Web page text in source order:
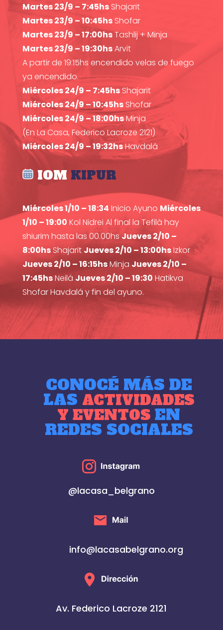
Martes 23/9 – 7:45hsShajarit
Martes 23/9 – 10:45hsShofar
Martes 23/9 – 17:00hsTashlij + Minja
Martes 23/9 – 19:30hsArvit
A partir de 19:15hs encendido velas de fuego
ya encendido.
Miércoles 24/9 – 7:45hsShajarit
Miércoles 24/9 – 10:45hsShofar
Miércoles 24/9 – 18:00hsMinja
(En La Casa, Federico Lacroze 2121)
Miércoles 24/9 – 19:32hsHavdalá
IOM KIPUR
Miércoles 1/10 – 18:34 Inicio Ayuno Miércoles
1/10 – 19:00 Kol Nidrei Al final la Tefilà hay
shiurim hasta las 00.00hsJueves 2/10 –
8:00hsShajarit Jueves 2/10 – 13:00hsIzkor
Jueves 2/10 – 16:15hsMinja Jueves 2/10 –
17:45hsNeilá Jueves 2/10 – 19:30 Hatikva
Shofar Havdalá y fin del ayuno.
CONOCÉ MÁS DE
LAS ACTIVIDADES
Y EVENTOSEN
REDES SOCIALES
@lacasa_belgrano
info@lacasabelgrano.org
Av. Federico Lacroze 2121